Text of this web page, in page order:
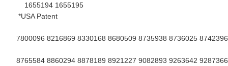
1655194 1655195
*USA Patent
7800096 8216869 8330168 8680509 8735938 8736025
8765584 8860294 8878189 8921227 9082893 9263642